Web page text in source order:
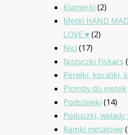
Klamerki 22
Metki HAND
LOVE ♥ 22
Nici 1717
Nożyczki Fiskars
Perełki, koraliki,
Plomby do metek
Podszewki 1414
Poduszki,
Ramki metalowe